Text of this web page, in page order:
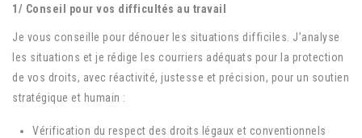
1/ Conseil pour vos difficultés au travail
Je vous conseille pour dénouer les situations difficiles. J’analyse
les situations et je rédige les courriers adéquats pour la protection
de vos droits, avec réactivité, justesse et précision, pour un soutien
stratégique et humain :
Vérification du respect des droits légaux et conventionnels